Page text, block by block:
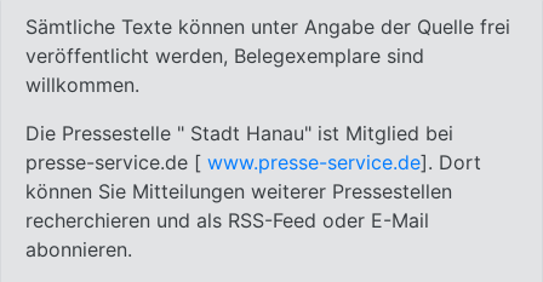
Sämtliche Texte können unter Angabe der Quelle frei
veröffentlicht werden, Belegexemplare sind
willkommen.
Die Pressestelle " Stadt Hanau" ist Mitglied bei
presse-service.de [ www.presse-service.de]. Dort
können Sie Mitteilungen weiterer Pressestellen
recherchieren und als RSS-Feed oder E-Mail
abonnieren.